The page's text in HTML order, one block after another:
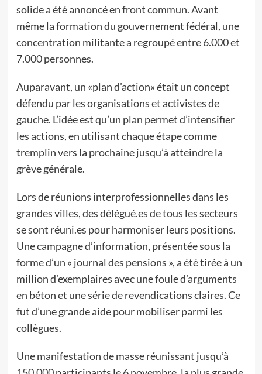
solide a été annoncé en front commun. Avant
même la formation du gouvernement fédéral, une
concentration militante a regroupé entre 6.000 et
7.000 personnes.
Auparavant, un «plan d’action» était un concept
défendu par les organisations et activistes de
gauche. L’idée est qu’un plan permet d’intensifier
les actions, en utilisant chaque étape comme
tremplin vers la prochaine jusqu’à atteindre la
grève générale.
Lors de réunions interprofessionnelles dans les
grandes villes, des délégué.es de tous les secteurs
se sont réuni.es pour harmoniser leurs positions.
Une campagne d’information, présentée sous la
forme d’un « journal des pensions », a été tirée à un
million d’exemplaires avec une foule d’arguments
en béton et une série de revendications claires. Ce
fut d’une grande aide pour mobiliser parmi les
collègues.
Une manifestation de masse réunissant jusqu’à